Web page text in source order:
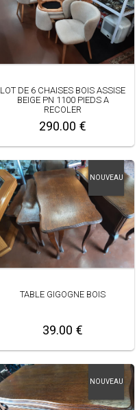
LOT DE 6 CHAISES BOIS ASSISE
BEIGE PN 1100 PIEDS A
RECOLER
290.00 €
NOUVEAU
TABLE GIGOGNE BOIS
39.00 €
NOUVEAU